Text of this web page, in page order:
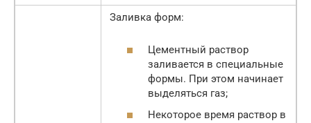
Заливка форм:
Цементный раствор
заливается в специальные
формы. При этом начинает
выделяться газ;
Некоторое время раствор в